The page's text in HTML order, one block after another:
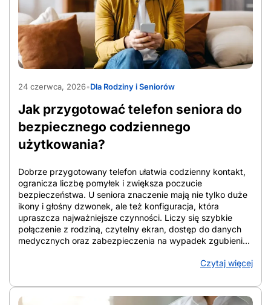
AdobeStock_1565597090
24 czerwca, 2026•Dla Rodziny i Seniorów
Jak przygotować telefon seniora do
bezpiecznego codziennego
użytkowania?
Dobrze przygotowany telefon ułatwia codzienny kontakt,
ogranicza liczbę pomyłek i zwiększa poczucie
bezpieczeństwa. U seniora znaczenie mają nie tylko duże
ikony i głośny dzwonek, ale też konfiguracja, która
upraszcza najważniejsze czynności. Liczy się szybkie
połączenie z rodziną, czytelny ekran, dostęp do danych
medycznych oraz zabezpieczenia na wypadek zgubienia
zebrano konkretne rozwiązania, które porządkują ekran,
smartfona. Telefon staje się wtedy narzędziem wsparcia, a
nie źródłem chaosu. Z artykułu dowiesz się: Jak
Czytaj więcej